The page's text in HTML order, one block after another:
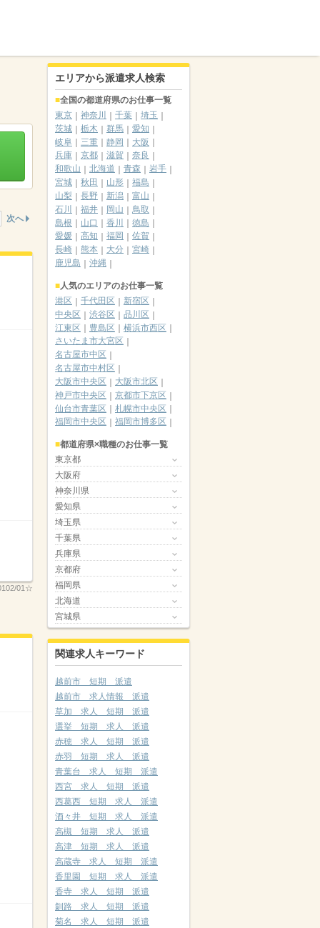
次へ
01☆
エリアから派遣求人検索
全国の都道府県のお仕事一覧
東京
神奈川 千葉
埼玉
茨城
栃木 群馬
愛知
岐阜
三重 静岡
大阪
兵庫
京都 滋賀
奈良
和歌山
北海道 青森
岩手
宮城
秋田 山形
福島
山梨
長野 新潟
富山
石川
福井 岡山
鳥取
島根
山口 香川
徳島
愛媛
高知 福岡
佐賀
長崎
熊本 大分
宮崎
鹿児島
沖縄
人気のエリアのお仕事一覧
港区
千代田区
新宿区
中央区
渋谷区
品川区
江東区
豊島区
横浜市西区
さいたま市大宮区
名古屋市中区
名古屋市中村区
大阪市中央区
大阪市北区
神戸市中央区
京都市下京区
仙台市青葉区
札幌市中央区
福岡市中央区
福岡市博多区
都道府県×職種のお仕事一覧
東京都
大阪府
神奈川県
愛知県
埼玉県
千葉県
兵庫県
京都府
福岡県
北海道
宮城県
関連求人キーワード
越前市 短期 派遣
越前市 求人情報 派遣
草加 求人 短期 派遣
選挙 短期 求人 派遣
赤穂 求人 短期 派遣
赤羽 短期 求人 派遣
青葉台 求人 短期 派遣
西宮 求人 短期 派遣
西葛西 短期 求人 派遣
酒々井 短期 求人 派遣
高槻 短期 求人 派遣
高津 短期 求人 派遣
高蔵寺 求人 短期 派遣
香里園 短期 求人 派遣
香寺 求人 短期 派遣
釧路 求人 短期 派遣
菊名 求人 短期 派遣